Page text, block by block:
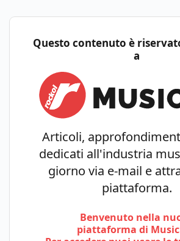
Questo contenuto è
a
Articoli,
dedicati all'industria
giorno via e-mail e
piattaforma.
Benvenuto nella
piattaforma di